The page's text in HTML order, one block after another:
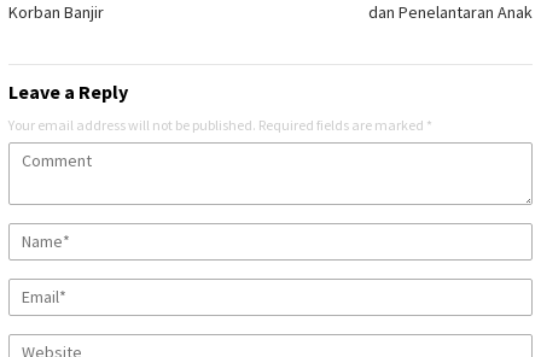
Korban Banjir
dan Penelantaran Anak
Leave a Reply
Your email address will not be published. Required fields are marked *